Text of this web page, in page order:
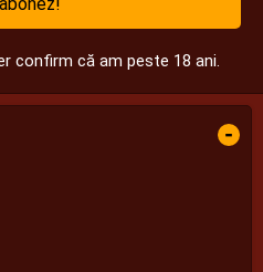
confirm că am peste 18 ani.
-